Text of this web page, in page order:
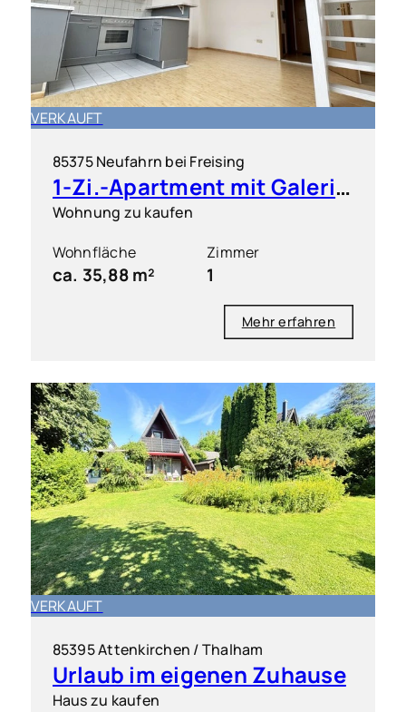
VERKAUFT
85375 Neufahrn bei Freising
1-Zi.-Apartment mit Galerie und EBK
Wohnung zu kaufen
Wohnfläche
ca. 35,88 m²
Zimmer
1
Mehr erfahren
VERKAUFT
85395 Attenkirchen / Thalham
Urlaub im eigenen Zuhause
Haus zu kaufen